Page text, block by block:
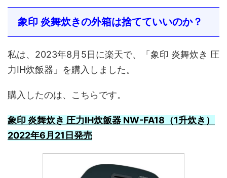
象印 炎舞炊きの外箱は捨てていいのか？
私は、2023年8月5日に楽天で、「象印 炎舞炊き 圧
力IH炊飯器」を購入しました。
購入したのは、こちらです。
象印 炎舞炊き 圧力IH炊飯器 NW-FA18（1升炊き）
2022年6月21日発売